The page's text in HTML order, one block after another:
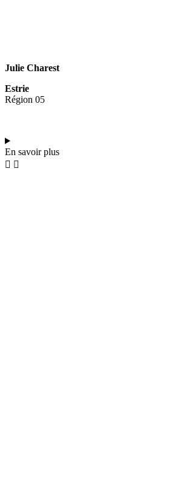
Julie Charest
Estrie
Région 05
En savoir plus